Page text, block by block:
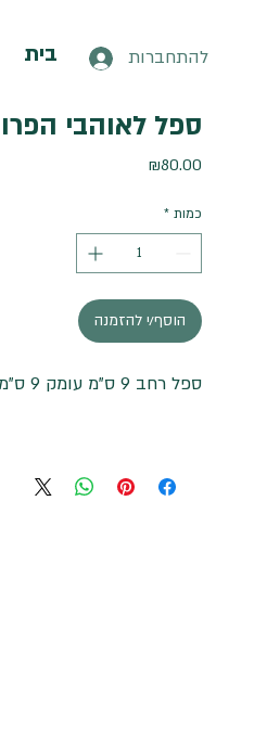
בית להתחברות
ספל לאוהבי
₪80.00
כמות *
הוסף/י להזמנה
ספל רחב 9 ס"מ עומק 9 ס"מ קוטר